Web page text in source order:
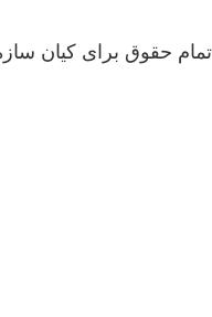
تمام حقوق برای کیان